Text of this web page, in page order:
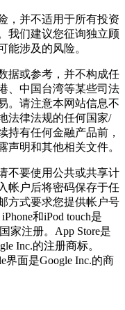
，并不适用于所有投资
我们建议您征询独立顾
能涉及的风险。
据或参考，并不构成任
、中国台湾等某些司法
。请注意本网站信息不
法律法规的任何国家/
持有任何金融产品前，
声明和其他相关文件。
不要使用公共或共享计
帐户后将密码保存于任
方式要求您提供帐户号
和iPod touch是
家注册。App Store是
Inc.的注册商标。
界面是Google Inc.的商